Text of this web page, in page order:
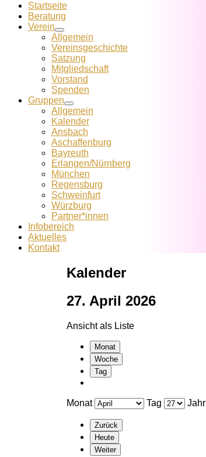
Startseite
Beratung
Verein
Allgemein
Vereins­geschichte
Satzung
Mitglied­schaft
Vorstand
Spenden
Gruppen
Allgemein
Kalender
Ansbach
Aschaffenburg
Bayreuth
Erlangen/Nürnberg
München
Regensburg
Schweinfurt
Würzburg
Partner*innen
Infobereich
Aktuelles
Kontakt
Kalender
27. April 2026
Ansicht als Liste
Monat
Woche
Tag
Monat Tag Jahr
Zurück
Heute
Weiter